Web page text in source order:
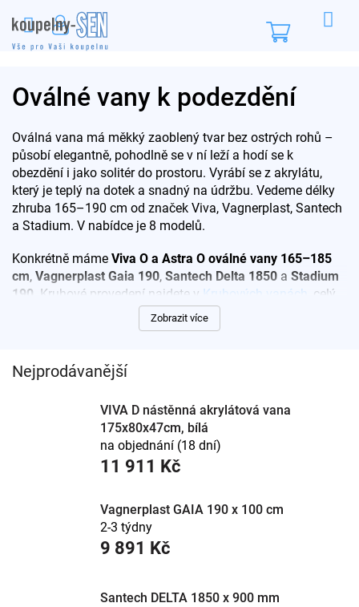
obsah
Nákupní
Oválné vany k podezdění
Oválná vana má měkký zaoblený tvar bez ostrých rohů –
působí elegantně, pohodlně se v ní leží a hodí se k
obezdění i jako solitér do prostoru. Vyrábí se z akrylátu,
který je teplý na dotek a snadný na údržbu. Vedeme délky
zhruba 165–190 cm od značek Viva, Vagnerplast, Santech
a Stadium. V nabídce je 8 modelů.
Konkrétně máme Viva O a Astra O oválné vany 165–185
cm, Vagnerplast Gaia 190, Santech Delta 1850 a Stadium
190 . Kruhové provedení najdete v Kruhových vanách
, celý
Vany; vhodnou baterii vyberete ve
Jak vybrat oválnou vanu
pro pohodlné ležení na délku.
K obezdění, nebo do prostoru:
osazují k obezdění i volně – ověřte, zda model má
Konstrukce:k vaně počítejte s nosnou konstrukcí a
nožičkami, hlídejte přístup k sifonu.
Zobrazit více
Nejprodávanější
VIVA D nástěnná akrylátová vana
175x80x47cm, bílá
na objednání (18 dní)
11 911 Kč
Vagnerplast GAIA 190 x 100 cm
2-3 týdny
9 891 Kč
Santech DELTA 1850 x 900 mm